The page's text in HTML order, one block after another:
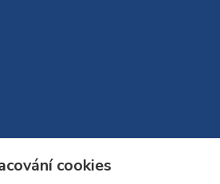
cookies